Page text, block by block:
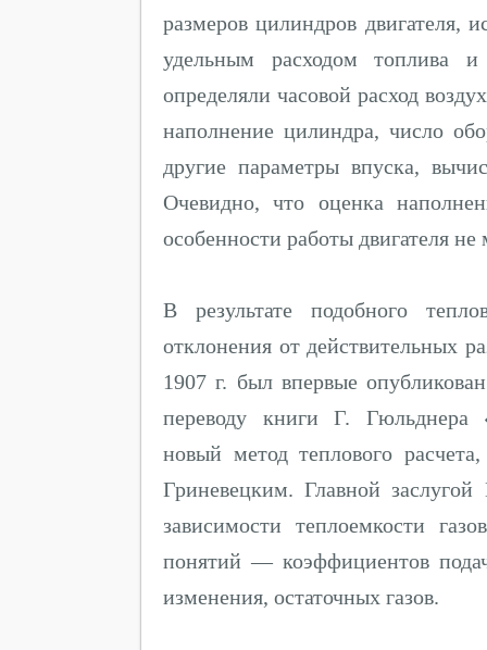
размеров цилиндров двигателя,
удельным расходом топлива
определяли часовой расход
наполнение цилиндра, число
другие параметры впуска,
Очевидно, что оценка
особенности работы двигателя
В результате подобного
отклонения от действительных
1907 г. был впервые
переводу книги Г. Гюльднера
новый метод теплового
Гриневецким. Главной заслугой
зависимости теплоемкости
понятий — коэффициентов
изменения, остаточных газов.